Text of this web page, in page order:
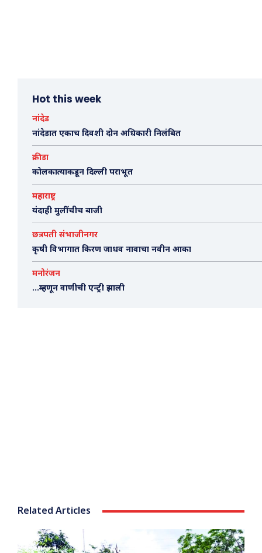
Hot this week
नांदेड
नांदेडात एकाच दिवशी दोन अधिकारी निलंबित
क्रीडा
कोलकात्याकडून दिल्ली पराभूत
महाराष्ट्र
यंदाही मुलींचीच बाजी
छत्रपती संभाजीनगर
कृषी विभागात किरण जाधव नावाचा नवीन आका
मनोरंजन
…म्हणून वाणीची एन्ट्री झाली
Related Articles